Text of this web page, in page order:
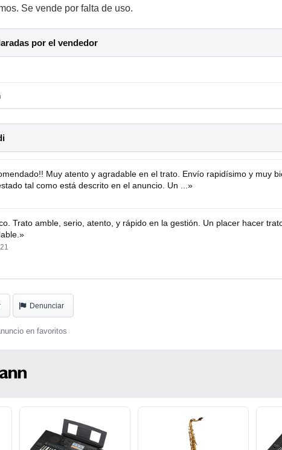
Se vende por falta de uso.
por el vendedor
Muy atento y agradable en el trato. Envío rapidísimo y muy
tal como está descrito en el anuncio. Un ...»
Trato amble, serio, atento, y rápido en la gestión. Un placer hacer
Denunciar
en favoritos